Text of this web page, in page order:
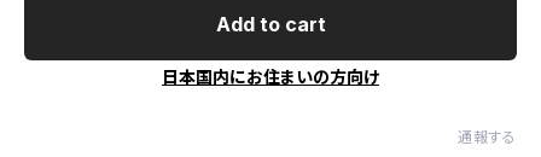
Add to cart
日本国内にお住まいの方向け
通報する